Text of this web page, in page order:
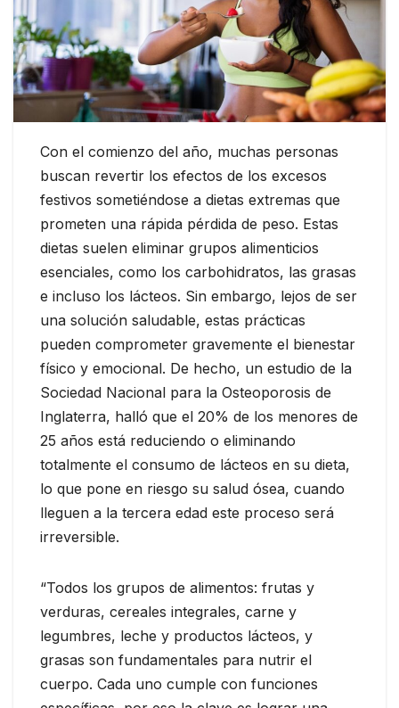
Con el comienzo del año, muchas personas
buscan revertir los efectos de los excesos
festivos sometiéndose a dietas extremas que
prometen una rápida pérdida de peso. Estas
dietas suelen eliminar grupos alimenticios
esenciales, como los carbohidratos, las grasas
e incluso los lácteos. Sin embargo, lejos de ser
una solución saludable, estas prácticas
pueden comprometer gravemente el bienestar
físico y emocional. De hecho, un estudio de la
Sociedad Nacional para la Osteoporosis de
Inglaterra, halló que el 20% de los menores de
25 años está reduciendo o eliminando
totalmente el consumo de lácteos en su dieta,
lo que pone en riesgo su salud ósea, cuando
lleguen a la tercera edad este proceso será
irreversible.
“Todos los grupos de alimentos: frutas y
verduras, cereales integrales, carne y
legumbres, leche y productos lácteos, y
grasas son fundamentales para nutrir el
cuerpo. Cada uno cumple con funciones